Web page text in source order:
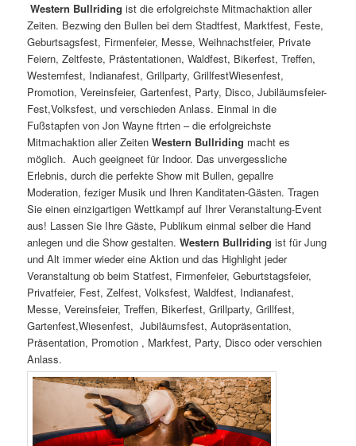
Western Bullriding ist die erfolgreichste Mitmachaktion aller
Zeiten. Bezwing den Bullen bei dem Stadtfest, Marktfest, Feste,
Geburtsagsfest, Firmenfeier, Messe, Weihnachstfeier, Private
Feiern, Zeltfeste, Prästentationen, Waldfest, Bikerfest, Treffen,
Westernfest, Indianafest, Grillparty, GrillfestWiesenfest,
Promotion, Vereinsfeier, Gartenfest, Party, Disco, Jubiläumsfeier-
Fest,Volksfest, und verschieden Anlass. Einmal in die
Fußstapfen von Jon Wayne ftrten – die erfolgreichste
Mitmachaktion aller ZeitenWestern Bullriding macht es
möglich. Auch geeigneet für Indoor. Das unvergessliche
Erlebnis, durch die perfekte Show mit Bullen, gepallre
Moderation, feziger Musik und Ihren Kanditaten-Gästen. Tragen
Sie einen einzigartigen Wettkampf auf Ihrer Veranstaltung-Event
aus! Lassen Sie Ihre Gäste, Publikum einmal selber die Hand
anlegen und die Show gestalten.Western Bullriding ist für Jung
und Alt immer wieder eine Aktion und das Highlight jeder
Veranstaltung ob beim Statfest, Firmenfeier, Geburtstagsfeier,
Privatfeier, Fest, Zelfest, Volksfest, Waldfest, Indianafest,
Messe, Vereinsfeier, Treffen, Bikerfest, Grillparty, Grillfest,
Gartenfest,Wiesenfest, Jubiläumsfest, Autopräsentation,
Präsentation, Promotion , Markfest, Party, Disco oder verschien
Anlass.